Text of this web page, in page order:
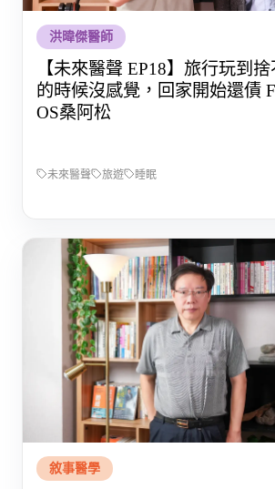
洪暐傑醫師
【未來醫聲 EP18】旅行玩到
的時候沒感覺，回家開始還債
OS桑阿松
未來醫聲 旅遊 睡眠
敘事醫學